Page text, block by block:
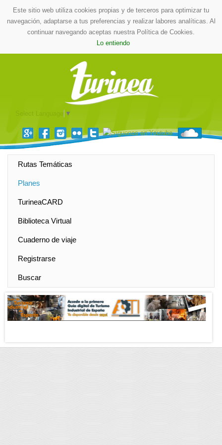
Este sitio web utiliza cookies propias y de terceros para optimizar tu
navegación, adaptarse a tus preferencias y realizar labores analíticas. Al
continuar navegando aceptas nuestra Política de Cookies.
Lo entiendo
▼
Rutas Temáticas
Planes
TurineaCARD
Biblioteca Virtual
Cuaderno de viaje
Registrarse
Buscar